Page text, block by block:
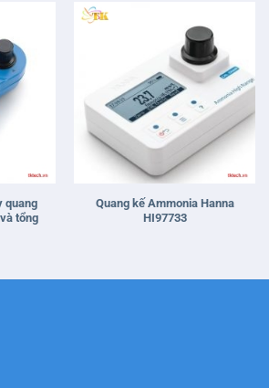
quang
tổng
Quang kế Ammonia Hanna
HI97733